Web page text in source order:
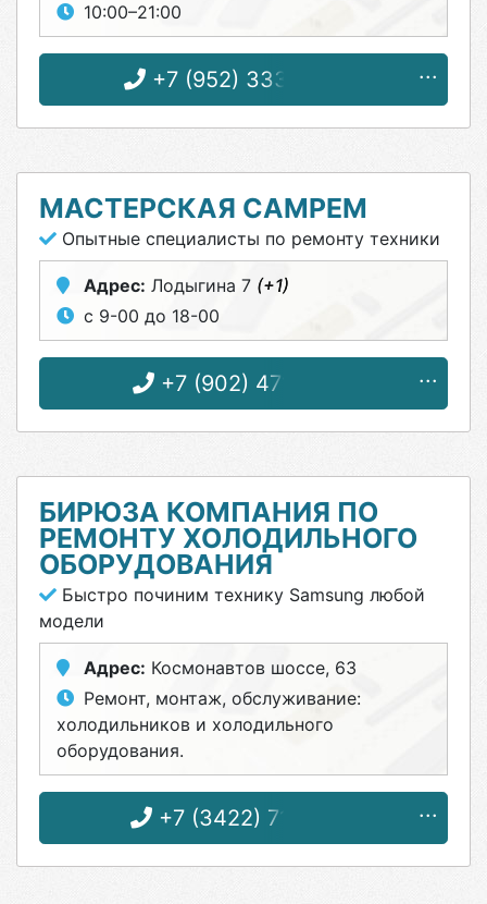
10:00–21:00
+7 (952) 333-03-38
МАСТЕРСКАЯ САМРЕМ
Опытные специалисты по ремонту техники
Адрес: Лодыгина 7 (+1)
с 9-00 до 18-00
+7 (902) 471-15-71
БИРЮЗА КОМПАНИЯ ПО
РЕМОНТУ ХОЛОДИЛЬНОГО
ОБОРУДОВАНИЯ
Быстро починим технику Samsung любой
модели
Адрес: Космонавтов шоссе, 63
Ремонт, монтаж, обслуживание:
холодильников и холодильного
оборудования.
+7 (3422) 71-51-57